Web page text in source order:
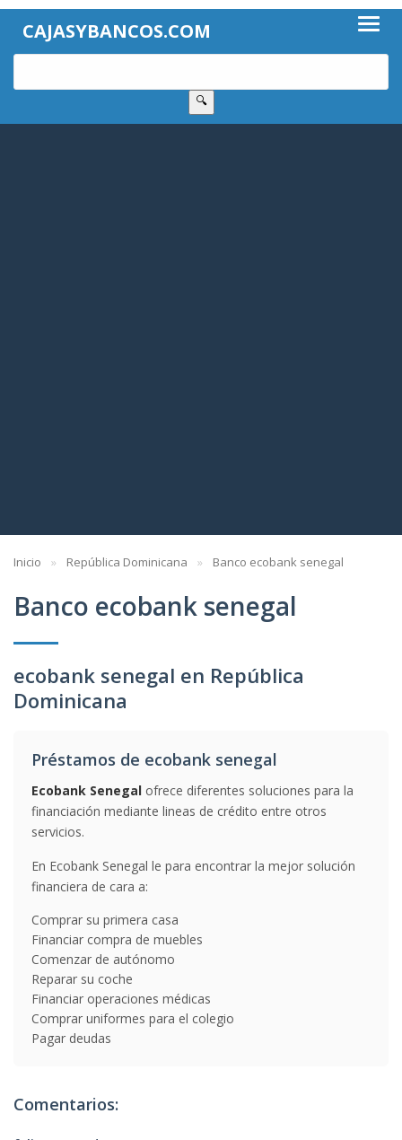
CAJASYBANCOS.COM
🔍
Inicio República Dominicana Banco ecobank senegal
Banco ecobank senegal
ecobank senegal en República
Dominicana
Préstamos de ecobank senegal
Ecobank Senegal ofrece diferentes soluciones para la
financiación mediante lineas de crédito entre otros
servicios.
En Ecobank Senegal le para encontrar la mejor solución
financiera de cara a:
Comprar su primera casa
Financiar compra de muebles
Comenzar de autónomo
Reparar su coche
Financiar operaciones médicas
Comprar uniformes para el colegio
Pagar deudas
Comentarios: